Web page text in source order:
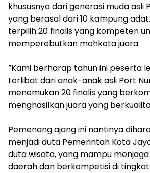
khususnya dari generasi muda asli
yang berasal dari 10 kampung
terpilih 20 finalis yang kompeten
memperebutkan mahkota juara.
‎”Kami berharap tahun ini peserta
terlibat dari anak-anak asli Port
menemukan 20 finalis yang
menghasilkan juara yang
‎Pemenang ajang ini nantinya
menjadi duta Pemerintah Kota
duta wisata, yang mampu
daerah dan berkompetisi di tingkat